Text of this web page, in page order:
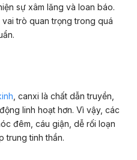
sự xâm lăng và loan báo.
trò quan trọng trong quá
, canxi là chất dẫn truyền,
linh hoạt hơn. Vì vậy, các
đêm, cáu giận, dễ rối loạn
trung tinh thần.